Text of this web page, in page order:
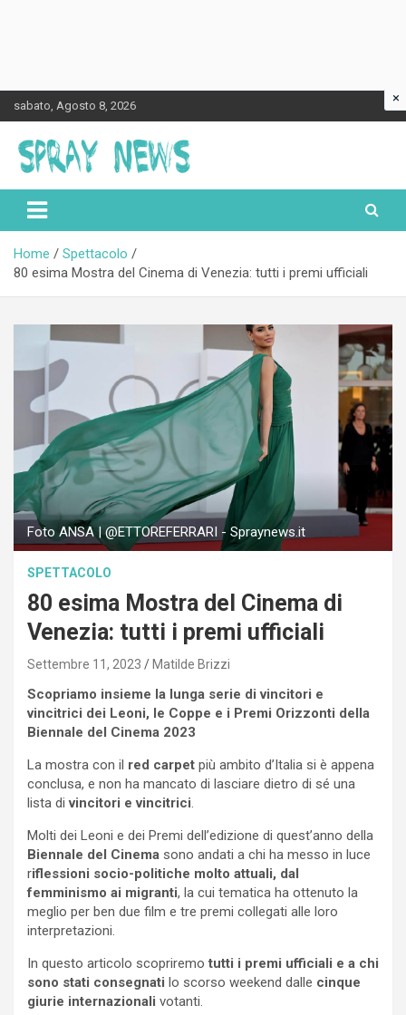
to
content
sabato, Agosto 8, 2026
Spraynews.it
Home
Spettacolo
80 esima Mostra del Cinema di Venezia: tutti i premi ufficiali
Foto ANSA | @ETTOREFERRARI - Spraynews.it
SPETTACOLO
80 esima Mostra del Cinema di
Venezia: tutti i premi ufficiali
Settembre 11, 2023 Matilde Brizzi
Scopriamo insieme la lunga serie di vincitori e
vincitrici dei Leoni, le Coppe e i Premi Orizzonti della
Biennale del Cinema 2023
La mostra con il red carpet più ambito d’Italia si è appena
conclusa, e non ha mancato di lasciare dietro di sé una
lista divincitori e vincitrici.
Molti dei Leoni e dei Premi dell’edizione di quest’anno della
Biennale del Cinema sono andati a chi ha messo in luce
riflessioni socio-politiche molto attuali, dal
femminismo ai migranti, la cui tematica ha ottenuto la
meglio per ben due film e tre premi collegati alle loro
interpretazioni.
In questo articolo scopriremo tutti i premi ufficiali e a chi
sono stati consegnati lo scorso weekend dalle cinque
giurie internazionali votanti.
×